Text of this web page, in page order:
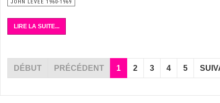
JOHN LEVEE 1960-1969
LIRE LA SUITE...
DÉBUT PRÉCÉDENT 1 2 3 4 5